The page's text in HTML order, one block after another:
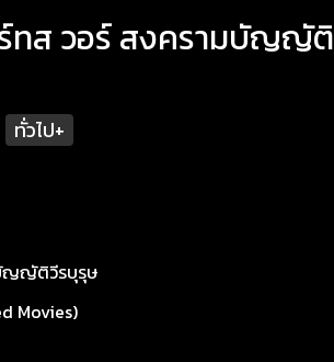
ร์ทส วอร์ สงครามบัญญัติ
ทั่วไป+
บัญญัติวีรบุรุษ
Movies)